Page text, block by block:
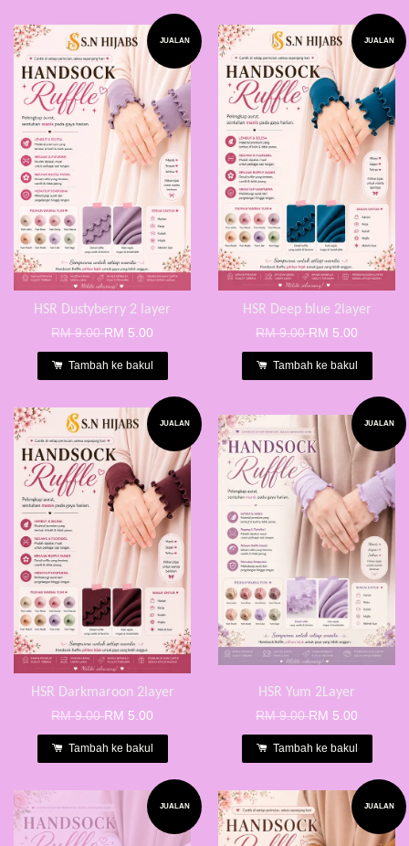
JUALAN
HSR Dustyberry 2 layer
RM 9.00RM 5.00
Tambah ke bakul
JUALAN
HSR Deep blue 2layer
RM 9.00RM 5.00
Tambah ke bakul
JUALAN
HSR Darkmaroon 2layer
RM 9.00RM 5.00
Tambah ke bakul
JUALAN
HSR Yum 2Layer
RM 9.00RM 5.00
Tambah ke bakul
JUALAN JUALAN